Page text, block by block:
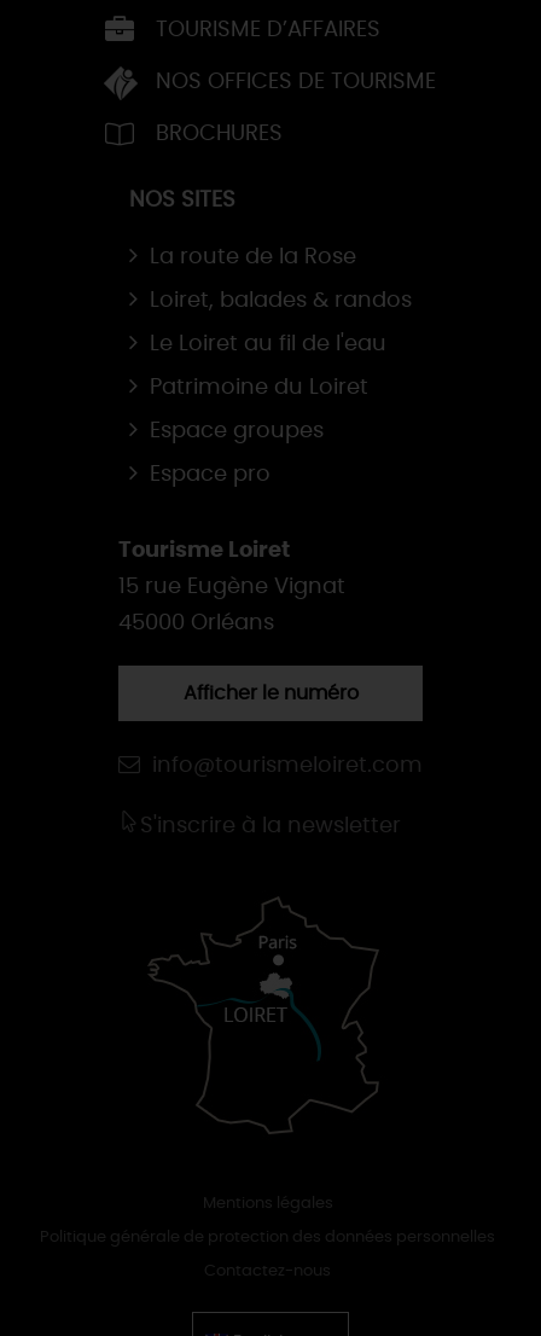
TOURISME D’AFFAIRES
NOS OFFICES DE TOURISME
BROCHURES
NOS SITES
La route de la Rose
Loiret, balades & randos
Le Loiret au fil de l'eau
Patrimoine du Loiret
Espace groupes
Espace pro
Tourisme Loiret
15 rue Eugène Vignat
45000 Orléans
Afficher le numéro
info@tourismeloiret.com
S'inscrire à la newsletter
Mentions légales
Politique générale de protection des données personnelles
Contactez-nous